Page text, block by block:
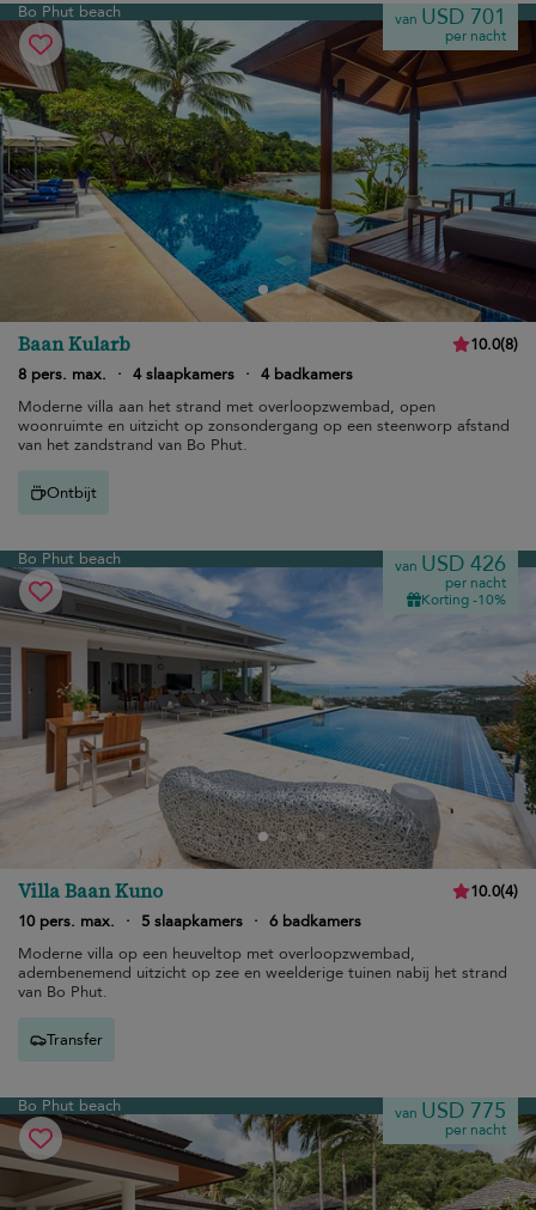
Bo Phut beach van USD 701
per nacht
Baan Kularb 10.0(8)
8 pers. max.
· 4 slaapkamers · 4 badkamers
Moderne villa aan het strand met overloopzwembad, open
woonruimte en uitzicht op zonsondergang op een steenworp afstand
van het zandstrand van Bo Phut.
Ontbijt
Bo Phut beach van USD 426
per nacht
Korting -10%
Villa Baan Kuno 10.0(4)
10 pers. max.
· 5 slaapkamers · 6 badkamers
Moderne villa op een heuveltop met overloopzwembad,
adembenemend uitzicht op zee en weelderige tuinen nabij het strand
van Bo Phut.
Transfer
Bo Phut beach van USD 775
per nacht